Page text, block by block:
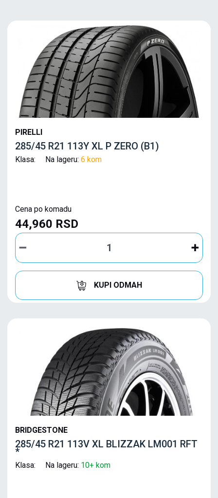
PIRELLI
285/45 R21 113Y XL P ZERO (B1)
Klasa: Na lageru: 6 kom
Cena po komadu
44,960 RSD
KUPI ODMAH
BRIDGESTONE
285/45 R21 113V XL BLIZZAK LM001 RFT
*
Klasa: Na lageru: 10+ kom